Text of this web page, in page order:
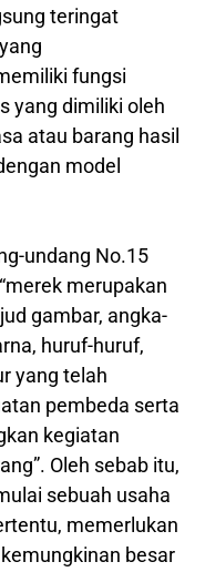
teringat
fungsi
yang dimiliki oleh
atau barang hasil
model
undang No.15
merupakan
gambar, angka-
huruf-huruf,
yang telah
pembeda serta
kegiatan
Oleh sebab itu,
sebuah usaha
memerlukan
besar